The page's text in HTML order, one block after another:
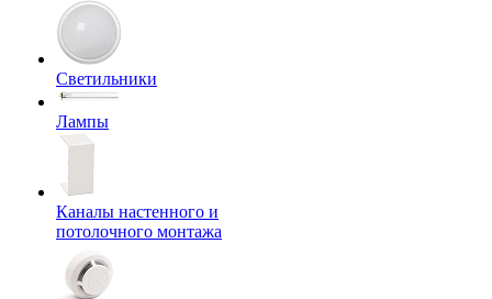
Светильники
Лампы
Каналы настенного и
потолочного монтажа